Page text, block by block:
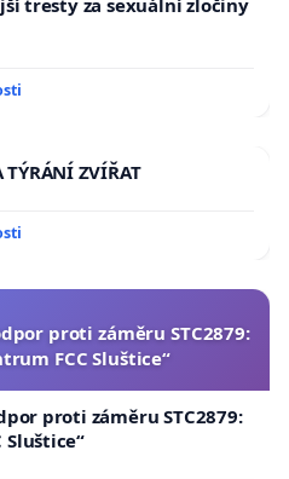
tresty za sexuální zločiny
TÝRÁNÍ ZVÍŘAT
proti záměru STC2879:
FCC Sluštice“
proti záměru STC2879:
Sluštice“